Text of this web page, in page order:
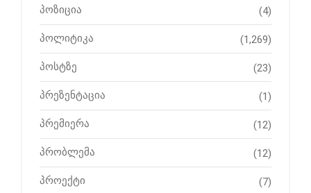
პოზიცია (4)
პოლიტიკა (1,269)
პოსტზე (23)
პრეზენტაცია (1)
პრემიერა (12)
პრობლემა (12)
პროექტი (7)